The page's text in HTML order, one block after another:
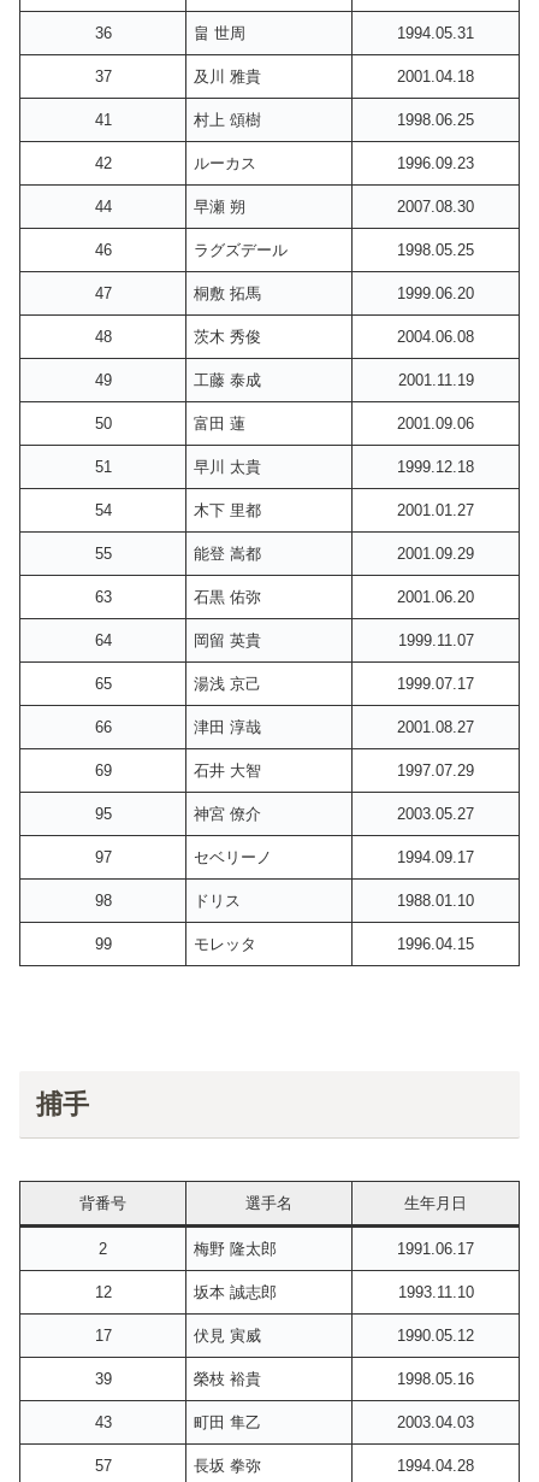
36 畠 世周 1994.05.31
37 及川 雅貴 2001.04.18
41 村上 頌樹 1998.06.25
42 ルーカス 1996.09.23
44 早瀬 朔 2007.08.30
46 ラグズデール 1998.05.25
47 桐敷 拓馬 1999.06.20
48 茨木 秀俊 2004.06.08
49 工藤 泰成 2001.11.19
50 富田 蓮 2001.09.06
51 早川 太貴 1999.12.18
54 木下 里都 2001.01.27
55 能登 嵩都 2001.09.29
63 石黒 佑弥 2001.06.20
64 岡留 英貴 1999.11.07
65 湯浅 京己 1999.07.17
66 津田 淳哉 2001.08.27
69 石井 大智 1997.07.29
95 神宮 僚介 2003.05.27
97 セベリーノ 1994.09.17
98 ドリス 1988.01.10
99 モレッタ 1996.04.15
捕手
背番号 選手名 生年月日
2 梅野 隆太郎 1991.06.17
12 坂本 誠志郎 1993.11.10
17 伏見 寅威 1990.05.12
39 榮枝 裕貴 1998.05.16
43 町田 隼乙 2003.04.03
57 長坂 拳弥 1994.04.28